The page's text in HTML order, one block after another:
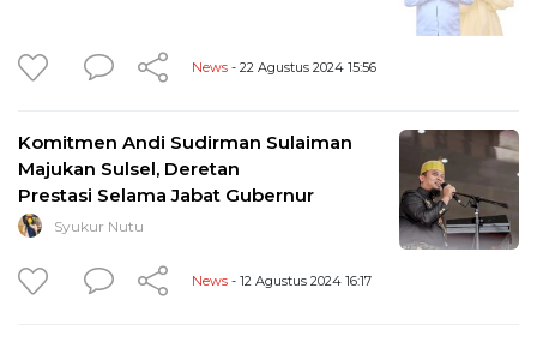
News - 22 Agustus 2024 15:56
Komitmen Andi Sudirman Sulaiman
Majukan Sulsel, Deretan
Prestasi Selama Jabat Gubernur
Syukur Nutu
News - 12 Agustus 2024 16:17